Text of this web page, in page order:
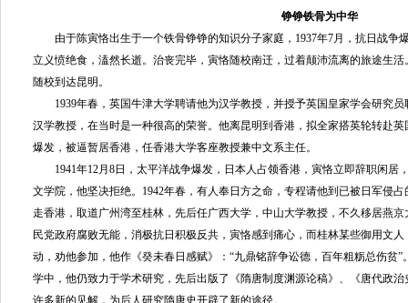
铮铮铁骨为中华
由于陈寅恪出生于一个铁骨铮铮的知识分子家庭，1937年7月，抗日战争
立义愤绝食，溘然长逝。治丧完毕，寅恪随校南迁，过着颠沛流离的旅途生
随校到达昆明。
1939年春，英国牛津大学聘请他为汉学教授，并授予英国皇家学会研究员
汉学教授，在当时是一种很高的荣誉。他离昆明到香港，拟全家搭英轮转赴
爆发，被逼暂居香港，任香港大学客座教授兼中文系主任。
1941年12月8日，太平洋战争爆发，日本人占领香港，寅恪立即辞职闲居
文学院，他坚决拒绝。1942年春，有人奉日方之命，专程请他到已被日军侵
走香港，取道广州湾至桂林，先后任广西大学，中山大学教授，不久移居燕
民党政府腐败无能，消极抗日积极反共，寅恪感到痛心，而桂林某些御用文
动，劝他参加，他作《癸未春日感赋》：“九鼎铭辞争讼德，百年粗粝总伤贫
学中，他仍致力于学术研究，先后出版了《隋唐制度渊源论稿》、《唐代政
许多新的见解，为后人研究隋唐史开辟了新的途径。